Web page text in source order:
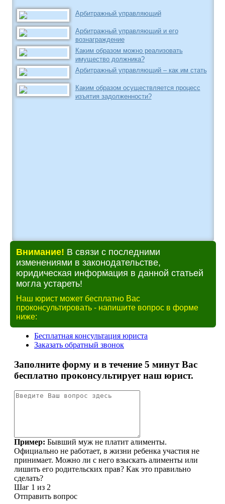
Арбитражный управляющий
Арбитражный управляющий и его
вознаграждение
Каким образом можно реализовать
имущество должника?
Арбитражный управляющий – как им стать
Каким образом осуществляется процесс
изъятия задолженности?
Внимание! В связи с последними
изменениями в законодательстве,
юридическая информация в данной статьей
могла устареть!
Наш юрист может бесплатно Вас
проконсультировать - напишите вопрос в форме
ниже: